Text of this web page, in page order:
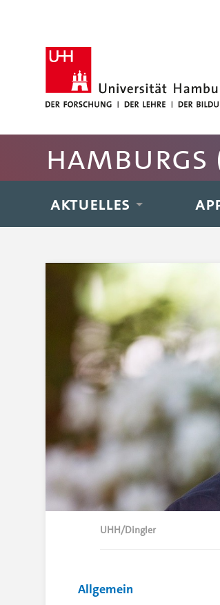
Rechte Spalte anspringen
Fussbereich der Seite anspringen
Hamburgs
AKTUELLES
Allgemein
UHH/Dingler